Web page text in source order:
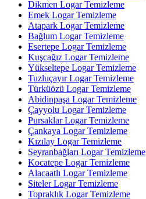
Dikmen Logar Temizleme
Emek Logar Temizleme
Atapark Logar Temizleme
Bağlum Logar Temizleme
Esertepe Logar Temizleme
Kuşcağız Logar Temizleme
Yükseltepe Logar Temizleme
Tuzluçayır Logar Temizleme
Türküözü Logar Temizleme
Abidinpaşa Logar Temizleme
Çayyolu Logar Temizleme
Pursaklar Logar Temizleme
Çankaya Logar Temizleme
Kızılay Logar Temizleme
Seyranbağları Logar Temizleme
Kocatepe Logar Temizleme
Alacaatlı Logar Temizleme
Siteler Logar Temizleme
Topraklık Logar Temizleme